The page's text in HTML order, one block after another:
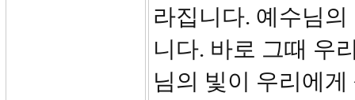
라집니다. 예수님
니다. 바로 그때 우
님의 빛이 우리에